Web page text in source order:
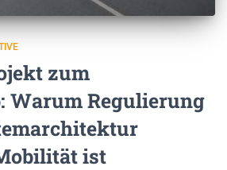
zum
Warum Regulierung
ist